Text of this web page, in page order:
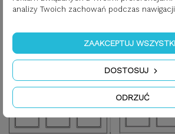
*z wyłączeniem koloru antracytowego,
analizy Twoich zachowań podczas
ODRZUĆ
DOSTOSUJ
ZAAKCEPTUJ